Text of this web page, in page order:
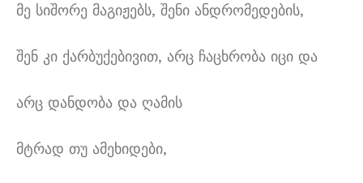
მე სიშორე მაგიჟებს, შენი ანდრომედების,
შენ კი ქარბუქებივით, არც ჩაცხრობა იცი და
არც დანდობა და ღამის
მტრად თუ ამეხიდები,